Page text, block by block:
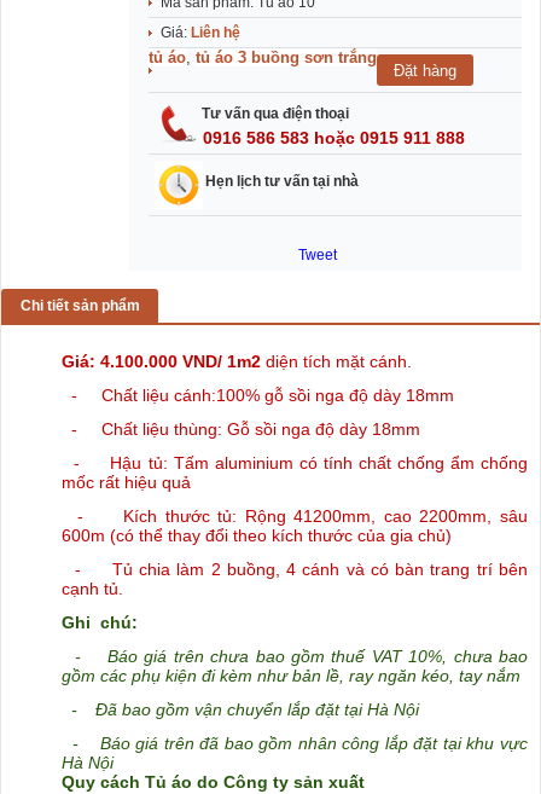
Giá: Liên hệ
tủ áo, tủ áo 3 buồng sơn trắng
Tư vấn qua điện thoại
0916 586 583 hoặc 0915 911 888
Hẹn lịch tư vấn tại nhà
Tweet
Chi tiết sản phẩm
Giá: 4.100.000 VND/ 1m2 diện tích mặt cánh.
- Chất liệu cánh:100% gỗ sồi nga độ dày 18mm
- Chất liệu thùng: Gỗ sồi nga độ dày 18mm
- Hậu tủ: Tấm aluminium có tính chất chống ẩm chống
mốc rất hiệu quả
- Kích thước tủ: Rộng 41200mm, cao 2200mm, sâu
600m (có thể thay đổi theo kích thước của gia chủ)
- Tủ chia làm 2 buồng, 4 cánh và có bàn trang trí bên
cạnh tủ.
Ghi chú:
-
Báo giá trên chưa bao gồm thuế VAT 10%, chưa bao
gồm các phụ kiện đi kèm như bản lề, ray ngăn kéo, tay nắm
-
Đã bao gồm vận chuyển lắp đặt tại Hà Nội
-
Báo giá trên đã bao gồm nhân công lắp đặt tại khu vực
Hà Nội
Quy cách Tủ áo do Công ty sản xuất